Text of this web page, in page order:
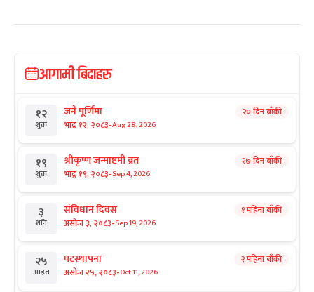
आगामी बिदाहरु
१२
शुक्र
जनै पूर्णिमा
भाद्र १२, २०८३-Aug 28, 2026
२० दिन बाँकी
१९
शुक्र
श्रीकृष्ण जन्माष्टमी व्रत
भाद्र १९, २०८३-Sep 4, 2026
२७ दिन बाँकी
३
शनि
संविधान दिवस
असोज ३, २०८३-Sep 19, 2026
१ महिना बाँकी
२५
आइत
घटस्थापना
असोज २५, २०८३-Oct 11, 2026
२ महिना बाँकी